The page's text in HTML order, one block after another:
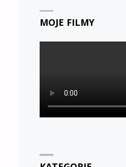
MOJE FILMY